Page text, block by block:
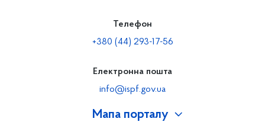
Мапа порталу
Телефон
+380 (44) 293-17-56
Електронна пошта
info@ispf.gov.ua